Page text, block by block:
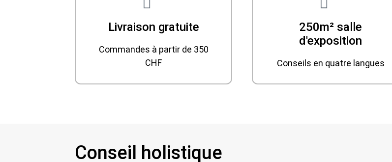
Livraison gratuite
Commandes à partir de 350
CHF
250m² salle
d'exposition
Conseils en quatre langues
Conseil holistique